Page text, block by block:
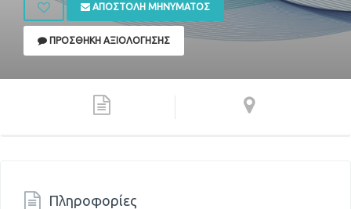
ΑΠΟΣΤΟΛΉ ΜΗΝΎΜΑΤΟΣ
ΠΡΟΣΘΉΚΗ ΑΞΙΟΛΌΓΗΣΗΣ
Πληροφορίες